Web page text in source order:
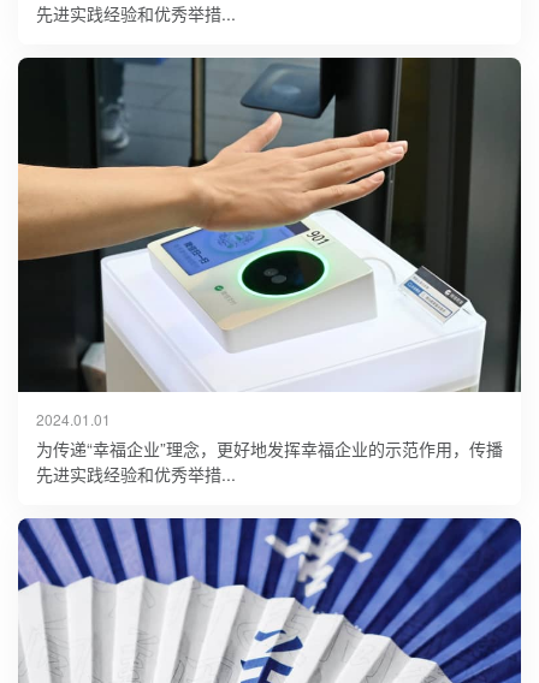
先进实践经验和优秀举措...
2024.01.01
为传递“幸福企业”理念，更好地发挥幸福企业的示范作用，传播
先进实践经验和优秀举措...